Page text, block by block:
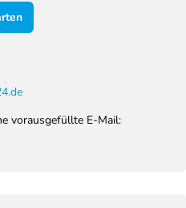
vorausgefüllte E-Mail: